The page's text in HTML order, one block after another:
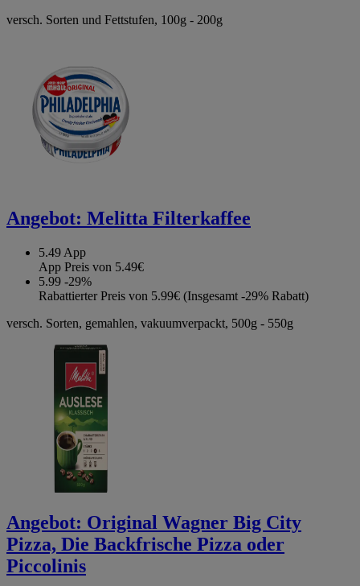
versch. Sorten und Fettstufen, 100g - 200g
Angebot: Melitta Filterkaffee
5.49 App
App Preis von 5.49€
5.99 -29%
Rabattierter Preis von 5.99€ (Insgesamt -29% Rabatt)
versch. Sorten, gemahlen, vakuumverpackt, 500g - 550g
Angebot: Original Wagner Big City
Pizza, Die Backfrische Pizza oder
Piccolinis